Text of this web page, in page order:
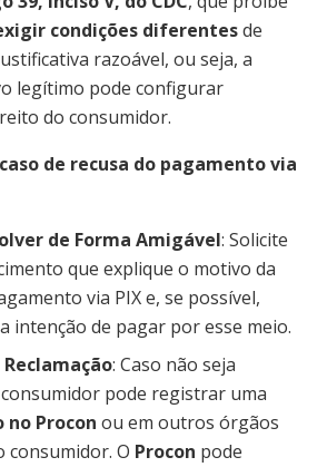
condições diferentesde
razoável, ou seja, a
legítimo pode configurar
do consumidor.
de recusa do pagamento via
de Forma Amigável: Solicite
que explique o motivo da
via PIX e, se possível,
intenção de pagar por esse meio.
: Caso não seja
pode registrar uma
no Procon ou em outros órgãos
consumidor. O Procon pode